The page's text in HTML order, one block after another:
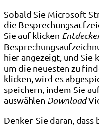
Sobald Sie Microsoft
die
Sie auf klicken
hier angezeigt, und Sie
um die neuesten zu
klicken, wird es
speichern, indem Sie
auswählen Download
Denken Sie daran,